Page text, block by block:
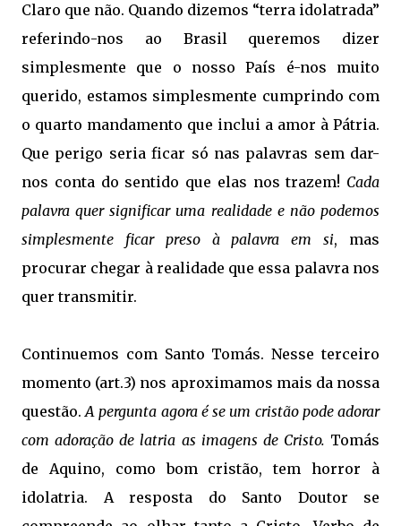
Claro que não. Quando dizemos “terra idolatrada”
referindo-nos ao Brasil queremos dizer
simplesmente que o nosso País é-nos muito
querido, estamos simplesmente cumprindo com
o quarto mandamento que inclui a amor à Pátria.
Que perigo seria ficar só nas palavras sem dar-
nos conta do sentido que elas nos trazem! Cada
palavra quer significar uma realidade e não podemos
simplesmente ficar preso à palavra em si, mas
procurar chegar à realidade que essa palavra nos
quer transmitir.
Continuemos com Santo Tomás. Nesse terceiro
momento (art.3) nos aproximamos mais da nossa
questão.A pergunta agora é se um cristão pode adorar
com adoração de latria as imagens de Cristo. Tomás
de Aquino, como bom cristão, tem horror à
idolatria. A resposta do Santo Doutor se